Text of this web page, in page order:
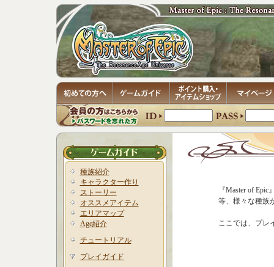
種族紹介
キャラクター作り
ストーリー
オススメアイテム
エリアマップ
Age紹介
チュートリアル
プレイガイド
『Master of
等、様々な種族
ここでは、プレ